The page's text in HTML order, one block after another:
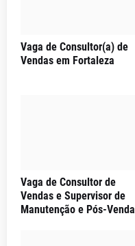
Vaga de Consultor(a) de
Vendas em Fortaleza
Vaga de Consultor de
Vendas e Supervisor de
Manutenção e Pós-Venda